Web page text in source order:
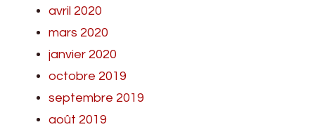
avril 2020
mars 2020
janvier 2020
octobre 2019
septembre 2019
août 2019